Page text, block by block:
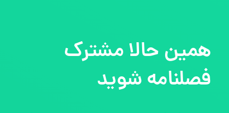
همین حالا مشترک
فصلنامه شوید